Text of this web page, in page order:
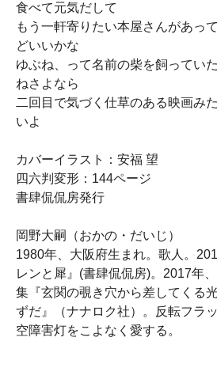
食べて元気だして
もう一軒寄りたい本屋さんがあっ
どいいかな
ゆぶね、って名前の柴を飼ってい
ねさよなら
二回目で気づく仕草のある映画み
いよ
カバーイラスト：安福 望
四六判変形：144ページ
書肆侃侃房発行
岡野大嗣（おかの・だいじ）
1980年、大阪府生まれ。歌人。
レンと犀』(書肆侃侃房)。2017年
集『玄関の覗き穴から差してくる
ずだ』（ナナロク社）。反転フラ
空障害灯をこよなく愛する。